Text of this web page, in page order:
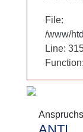
File:
/www/
Line:
File:
/www/
Line: